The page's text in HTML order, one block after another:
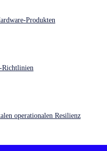
Sofort-Hilfe an
Produkten
Richtlinien
operationalen Resilienz